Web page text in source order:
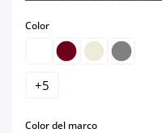
Colorselect
+5
Color del marcoselect